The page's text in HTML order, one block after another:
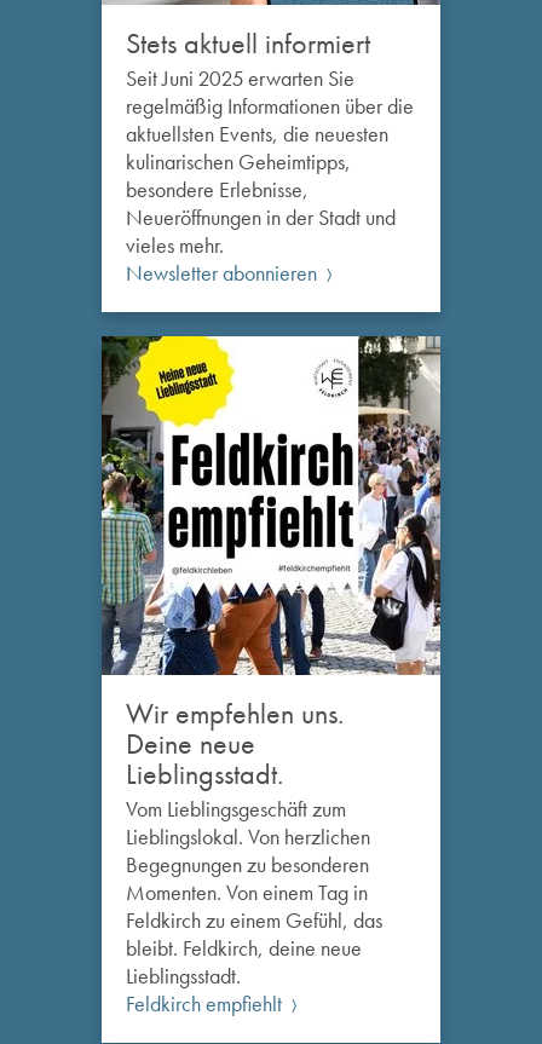
Stets aktuell informiert
Seit Juni 2025 erwarten Sie
regelmäßig Informationen über die
aktuellsten Events, die neuesten
kulinarischen Geheimtipps,
besondere Erlebnisse,
Neueröffnungen in der Stadt und
vieles mehr.
Newsletter abonnieren
Wir empfehlen uns.
Deine neue
Lieblingsstadt.
Vom Lieblingsgeschäft zum
Lieblingslokal. Von herzlichen
Begegnungen zu besonderen
Momenten. Von einem Tag in
Feldkirch zu einem Gefühl, das
bleibt. Feldkirch, deine neue
Lieblingsstadt.
Feldkirch empfiehlt